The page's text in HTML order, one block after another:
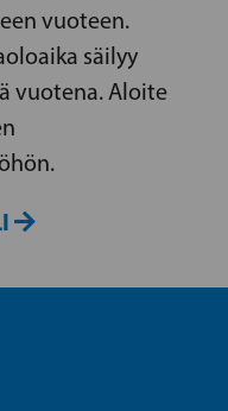
vuoteen.
säilyy
vuotena. Aloite